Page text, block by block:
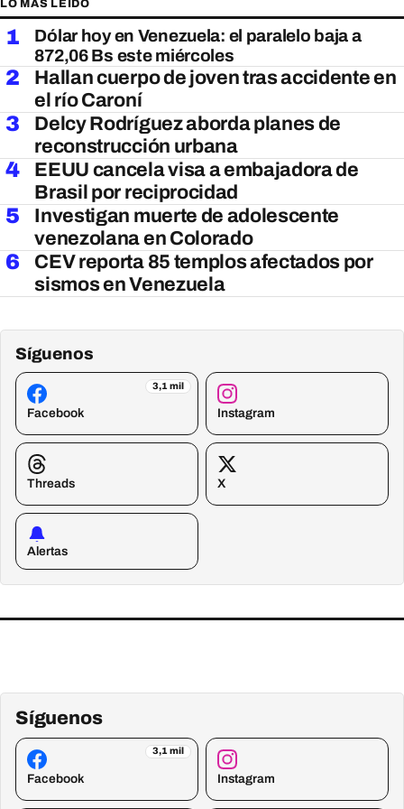
LO MÁS LEÍDO
1
Dólar hoy en Venezuela: el paralelo baja a
872,06 Bs este miércoles
2
Hallan cuerpo de joven tras accidente en
el río Caroní
3
Delcy Rodríguez aborda planes de
reconstrucción urbana
4
EEUU cancela visa a embajadora de
Brasil por reciprocidad
5
Investigan muerte de adolescente
venezolana en Colorado
6
CEV reporta 85 templos afectados por
sismos en Venezuela
Síguenos
3,1 mil
Facebook Instagram
Threads X
Alertas
Síguenos
3,1 mil
Facebook Instagram